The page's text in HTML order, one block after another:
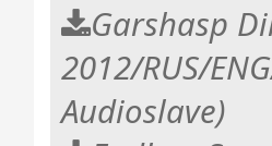
Garshasp
2012/RUS/
Audioslave)